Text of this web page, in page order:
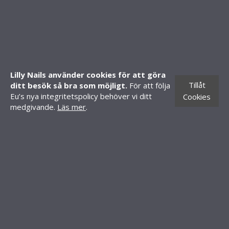
Lilly Nails använder cookies för att göra
ditt besök så bra som möjligt. För att följa
Eu’s nya integritetspolicy behöver vi ditt
medgivande. Läs mer.
Tillåt
Cookies
Knäredsgatan 21
302 50 Halmstad
010-70 60 210